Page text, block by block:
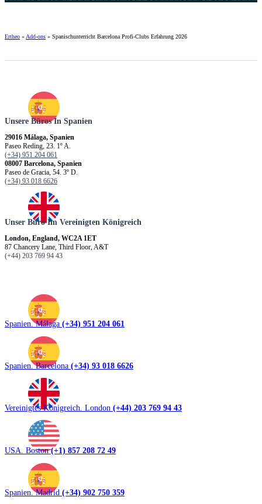
Ertheo »Add-ons » Spanischunterricht Barcelona Profi-Clubs Erfahrung 2026
Unsere Büros In Spanien
29016 Málaga, Spanien
Paseo Reding, 23. 1º A.
(+34) 951 204 061
08007 Barcelona, Spanien
Paseo de Gracia, 54. 3º D.
(+34) 93 018 6626
Unser Büro Im Vereinigten Königreich
London, England, WC2A 1ET
87 Chancery Lane, Third Floor, A&T
(+44) 203 769 94 43
Spanien. Málaga (+34) 951 204 061
Spanien. Barcelona (+34) 93 018 6626
Vereinigtes Königreich. London (+44) 203 769 94 43
USA. Boston(+1) 857 208 72 49
Spanien. Madrid (+34) 902 750 359